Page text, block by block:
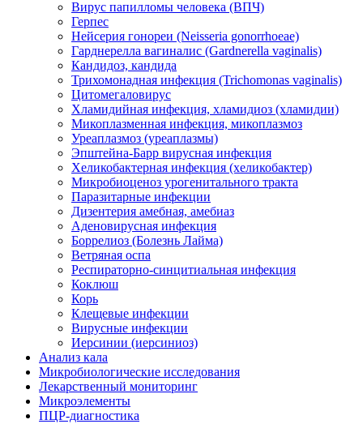
Вирус папилломы человека (ВПЧ)
Герпес
Нейсерия гонореи (Neisseria gonorrhoeae)
Гарднерелла вагиналис (Gardnerella vaginalis)
Кандидоз, кандида
Трихомонадная инфекция (Trichomonas vaginalis)
Цитомегаловирус
Хламидийная инфекция, хламидиоз (хламидии)
Микоплазменная инфекция, микоплазмоз
Уреаплазмоз (уреаплазмы)
Эпштейна-Барр вирусная инфекция
Хеликобактерная инфекция (хеликобактер)
Микробиоценоз урогенитального тракта
Паразитарные инфекции
Дизентерия амебная, амебиаз
Аденовирусная инфекция
Боррелиоз (Болезнь Лайма)
Ветряная оспа
Респираторно-синцитиальная инфекция
Коклюш
Корь
Клещевые инфекции
Вирусные инфекции
Иерсинии (иерсиниоз)
Анализ кала
Микробиологические исследования
Лекарственный мониторинг
Микроэлементы
ПЦР-диагностика